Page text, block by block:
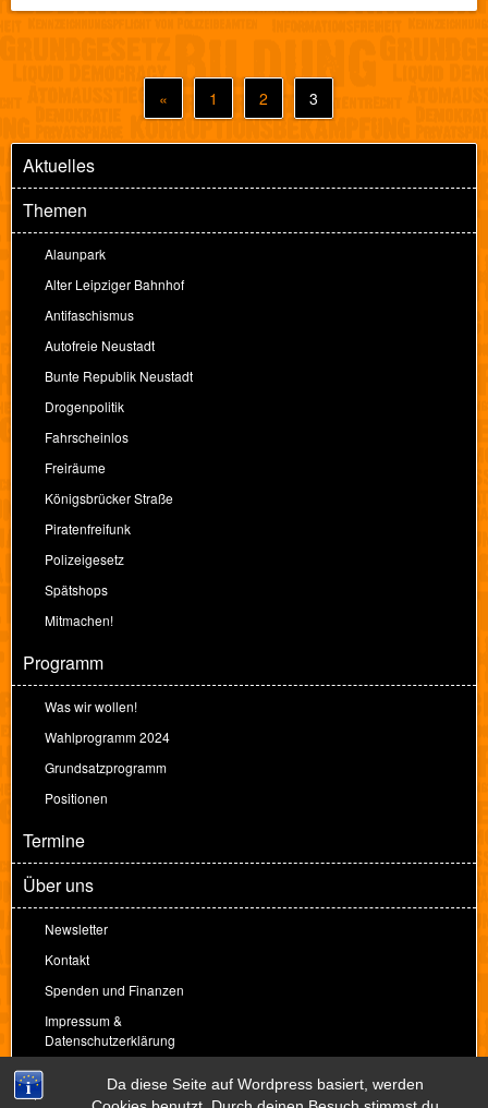
Da diese Seite auf Wordpress basiert, werden
« 1 2 3
Aktuelles
Themen
Alaunpark
Alter Leipziger Bahnhof
Antifaschismus
Autofreie Neustadt
Bunte Republik Neustadt
Drogenpolitik
Fahrscheinlos
Freiräume
Königsbrücker Straße
Piratenfreifunk
Polizeigesetz
Spätshops
Mitmachen!
Programm
Was wir wollen!
Wahlprogramm 2024
Grundsatzprogramm
Positionen
Termine
Über uns
Newsletter
Kontakt
Spenden und Finanzen
Impressum &
Datenschutzerklärung
Spenden